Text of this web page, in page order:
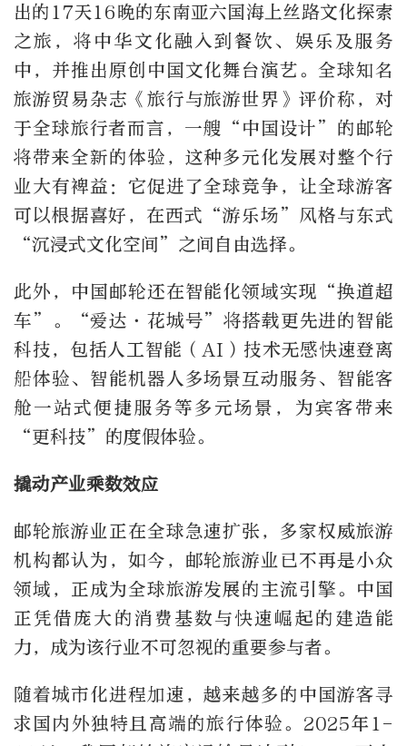
出的17天16晚的东南亚六国海上丝路文化探索
之旅，将中华文化融入到餐饮、娱乐及服务
中，并推出原创中国文化舞台演艺。全球知名
旅游贸易杂志《旅行与旅游世界》评价称，对
于全球旅行者而言，一艘“中国设计”的邮轮
将带来全新的体验，这种多元化发展对整个行
业大有裨益：它促进了全球竞争，让全球游客
可以根据喜好，在西式“游乐场”风格与东式
“沉浸式文化空间”之间自由选择。
此外，中国邮轮还在智能化领域实现“换道超
车”。“爱达·花城号”将搭载更先进的智能
科技，包括人工智能（AI）技术无感快速登离
船体验、智能机器人多场景互动服务、智能客
舱一站式便捷服务等多元场景，为宾客带来
“更科技”的度假体验。
撬动产业乘数效应
邮轮旅游业正在全球急速扩张，多家权威旅游
机构都认为，如今，邮轮旅游业已不再是小众
领域，正成为全球旅游发展的主流引擎。中国
正凭借庞大的消费基数与快速崛起的建造能
力，成为该行业不可忽视的重要参与者。
随着城市化进程加速，越来越多的中国游客寻
求国内外独特且高端的旅行体验。2025年1-